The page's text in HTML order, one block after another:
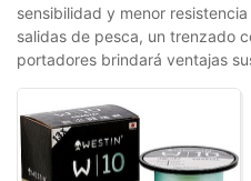
sensibilidad y menor
salidas de pesca, un trenzado
portadores brindará ventajas